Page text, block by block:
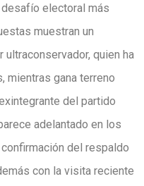
desafío electoral más
muestran un
quien ha
mientras gana terreno
del partido
adelantado en los
del respaldo
con la visita reciente